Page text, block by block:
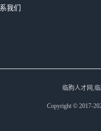
我们
临朐人才网,
Copyright © 2017-